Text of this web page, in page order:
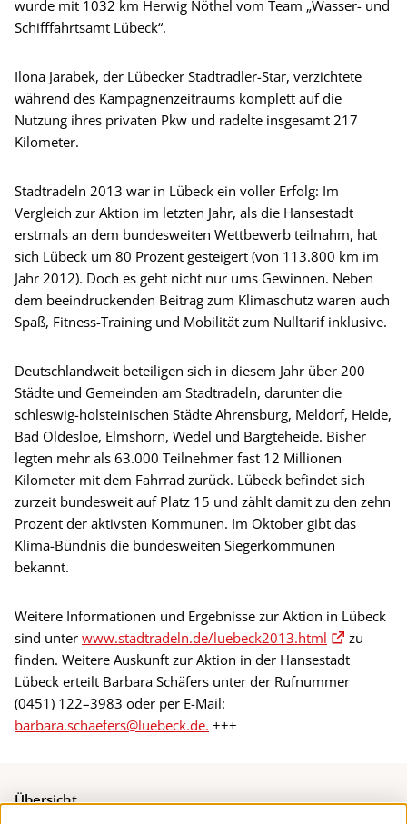
wurde mit 1032 km Herwig Nöthel vom Team „Wasser- und
Schifffahrtsamt Lübeck“.
Ilona Jarabek, der Lübecker Stadtradler-Star, verzichtete
während des Kampagnenzeitraums komplett auf die
Nutzung ihres privaten Pkw und radelte insgesamt 217
Kilometer.
Stadtradeln 2013 war in Lübeck ein voller Erfolg: Im
Vergleich zur Aktion im letzten Jahr, als die Hansestadt
erstmals an dem bundesweiten Wettbewerb teilnahm, hat
sich Lübeck um 80 Prozent gesteigert (von 113.800 km im
Jahr 2012). Doch es geht nicht nur ums Gewinnen. Neben
dem beeindruckenden Beitrag zum Klimaschutz waren auch
Spaß, Fitness-Training und Mobilität zum Nulltarif inklusive.
Deutschlandweit beteiligen sich in diesem Jahr über 200
Städte und Gemeinden am Stadtradeln, darunter die
schleswig-holsteinischen Städte Ahrensburg, Meldorf, Heide,
Bad Oldesloe, Elmshorn, Wedel und Bargteheide. Bisher
legten mehr als 63.000 Teilnehmer fast 12 Millionen
Kilometer mit dem Fahrrad zurück. Lübeck befindet sich
zurzeit bundesweit auf Platz 15 und zählt damit zu den zehn
Prozent der aktivsten Kommunen. Im Oktober gibt das
Klima-Bündnis die bundesweiten Siegerkommunen
bekannt.
Weitere Informationen und Ergebnisse zur Aktion in Lübeck
sind unter www.stadtradeln.de/luebeck2013.html
zu
finden. Weitere Auskunft zur Aktion in der Hansestadt
Lübeck erteilt Barbara Schäfers unter der Rufnummer
(0451) 122–3983 oder per E-Mail:
barbara.schaefers@luebeck.de. +++
Übersicht